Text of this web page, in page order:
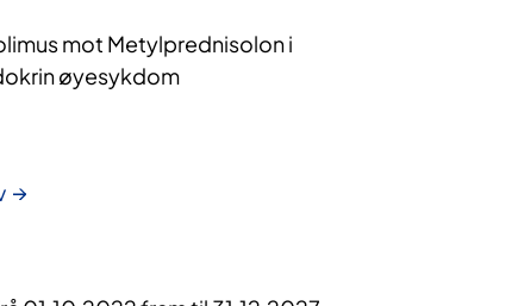
mot Metylprednisolon i
øyesykdom